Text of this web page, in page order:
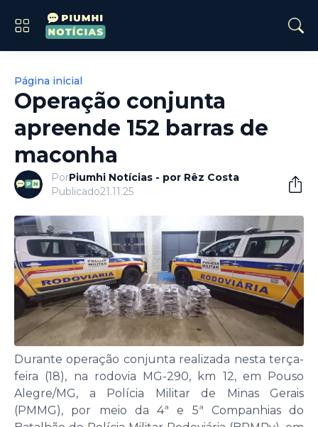
Página inicial
Operação conjunta
apreende 152 barras de
maconha
PorPiumhi Notícias - por Rêz Costa
Publicado21.11.25
Durante operação conjunta realizada nesta terça-
feira (18), na rodovia MG-290, km 12, em Pouso
Alegre/MG, a Polícia Militar de Minas Gerais
(PMMG), por meio da 4ª e 5ª Companhias do